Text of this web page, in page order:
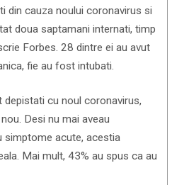
din cauza noului coronavirus si
doua saptamani internati, timp
Forbes. 28 dintre ei au avut
fie au fost intubati.
depistati cu noul coronavirus,
Desi nu mai aveau
simptome acute, acestia
Mai mult, 43% au spus ca au